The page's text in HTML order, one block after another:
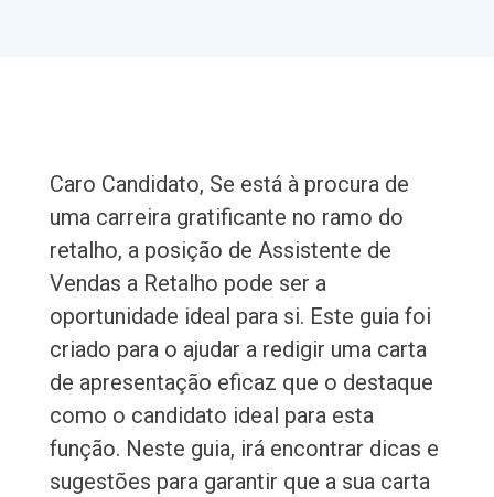
Caro Candidato, Se está à procura de
uma carreira gratificante no ramo do
retalho, a posição de Assistente de
Vendas a Retalho pode ser a
oportunidade ideal para si. Este guia foi
criado para o ajudar a redigir uma carta
de apresentação eficaz que o destaque
como o candidato ideal para esta
função. Neste guia, irá encontrar dicas e
sugestões para garantir que a sua carta